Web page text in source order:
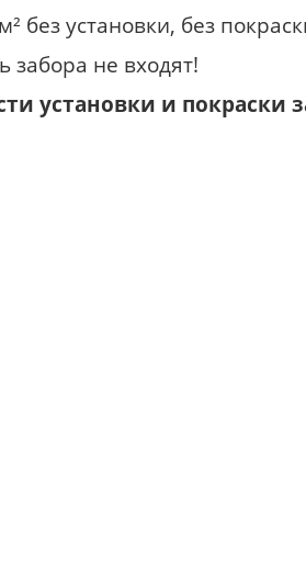
без установки, без
забора не входят!
установки и покраски